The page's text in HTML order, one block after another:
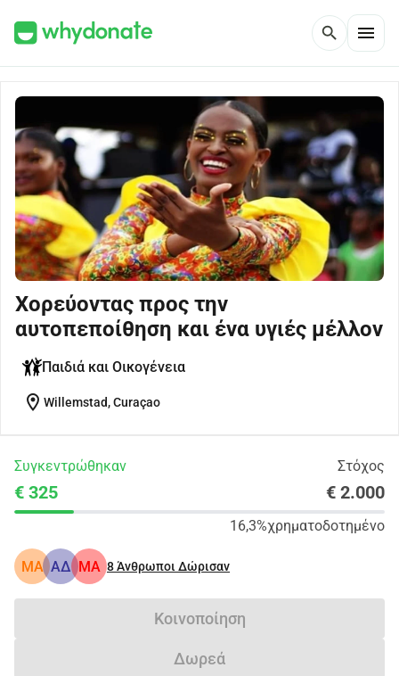
search menu
Χορεύοντας προς την
αυτοπεποίθηση και ένα υγιές μέλλον
Παιδιά και Οικογένεια
location_on Willemstad, Curaçao
Συγκεντρώθηκαν Στόχος
€ 325 € 2.000
16,3%χρηματοδοτημένο
MA ΑΔ MA 8Άνθρωποι Δώρισαν
Κοινοποίηση
Δωρεά